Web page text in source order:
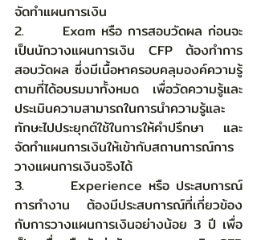
จัดทำแผนการเงิน
2.       Exam หรือ การสอบวัดผล ก่อนจะ
เป็นนักวางแผนการเงิน CFP ต้องทำการ
สอบวัดผล ซึ่งมีเนื้อหาครอบคลุมองค์ความรู้
ตามที่ได้อบรมมาทั้งหมด เพื่อวัดความรู้และ
ประเมินความสามารถในการนำความรู้และ
ทักษะไปประยุกต์ใช้ในการให้คำปรึกษา และ
จัดทำแผนการเงินให้เข้ากับสถานการณ์การ
วางแผนการเงินจริงได้
3.       Experience หรือ ประสบการณ์
การทำงาน ต้องมีประสบการณ์ที่เกี่ยวข้อง
กับการวางแผนการเงินอย่างน้อย 3 ปี เพื่อ